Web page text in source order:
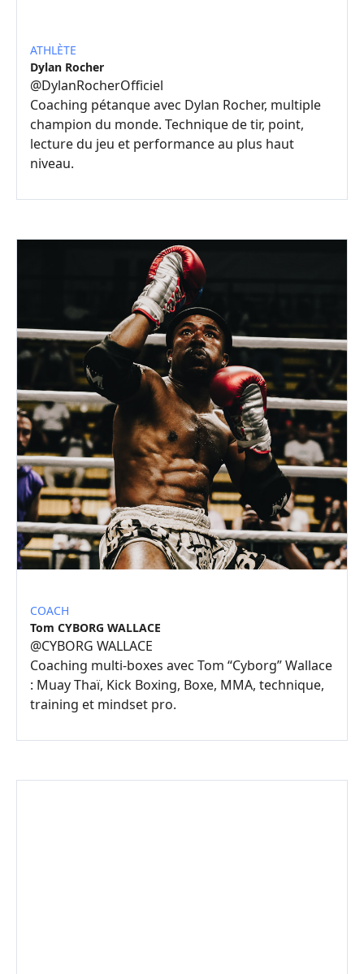
ATHLÈTE
Dylan Rocher
@DylanRocherOfficiel
Coaching pétanque avec Dylan Rocher, multiple
champion du monde. Technique de tir, point,
lecture du jeu et performance au plus haut
niveau.
COACH
Tom CYBORG WALLACE
@CYBORG WALLACE
Coaching multi-boxes avec Tom “Cyborg” Wallace
: Muay Thaï, Kick Boxing, Boxe, MMA, technique,
training et mindset pro.